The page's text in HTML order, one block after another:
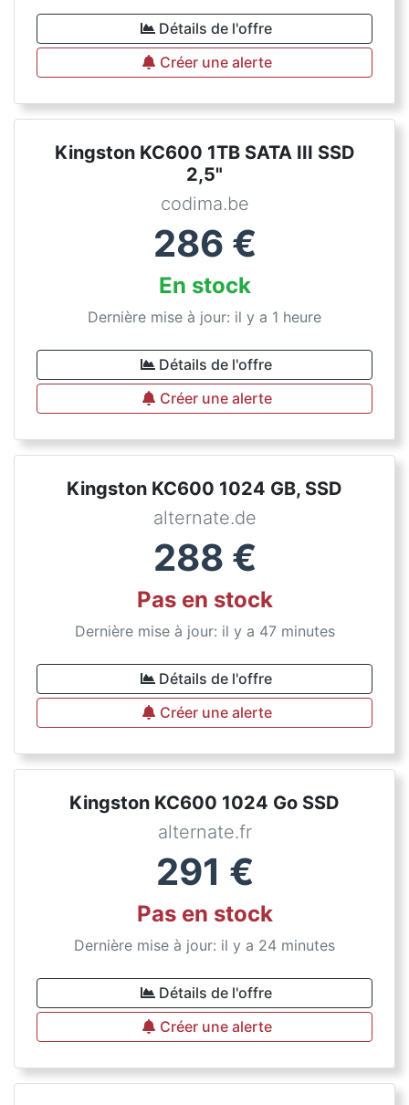
Détails de l'offre
Créer une alerte
Kingston KC600 1TB SATA III SSD
2,5"
codima.be
286 €
En stock
Dernière mise à jour: il y a 1 heure
Détails de l'offre
Créer une alerte
Kingston KC600 1024 GB, SSD
alternate.de
288 €
Pas en stock
Dernière mise à jour: il y a 47 minutes
Détails de l'offre
Créer une alerte
Kingston KC600 1024 Go SSD
alternate.fr
291 €
Pas en stock
Dernière mise à jour: il y a 24 minutes
Détails de l'offre
Créer une alerte